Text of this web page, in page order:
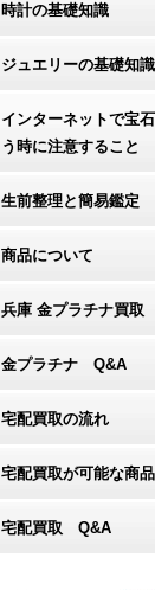
時計の基礎知識
ジュエリーの基礎知識
インターネットで宝
う時に注意すること
生前整理と簡易鑑定
商品について
兵庫 金プラチナ買取
金プラチナ Q&A
宅配買取の流れ
宅配買取が可能な商品
宅配買取 Q&A